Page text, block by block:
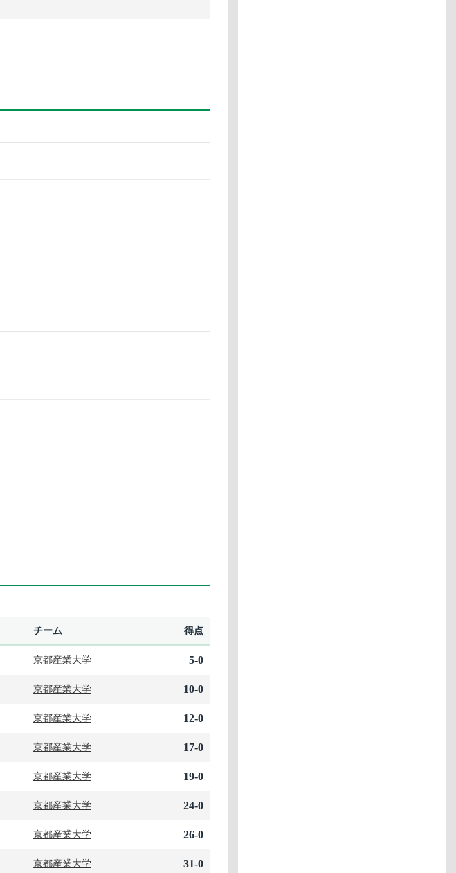
チーム 得点
京都産業大学 5-0
京都産業大学 10-0
京都産業大学 12-0
京都産業大学 17-0
京都産業大学 19-0
京都産業大学 24-0
京都産業大学 26-0
京都産業大学 31-0